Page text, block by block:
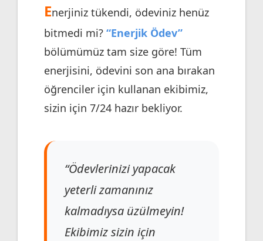
Enerjiniz tükendi, ödeviniz henüz
bitmedi mi? “Enerjik Ödev”
bölümümüz tam size göre! Tüm
enerjisini, ödevini son ana bırakan
öğrenciler için kullanan ekibimiz,
sizin için 7/24 hazır bekliyor.
“Ödevlerinizi yapacak
yeterli zamanınız
kalmadıysa üzülmeyin!
Ekibimiz sizin için